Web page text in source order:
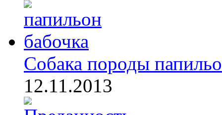
Собака породы
12.11.2013